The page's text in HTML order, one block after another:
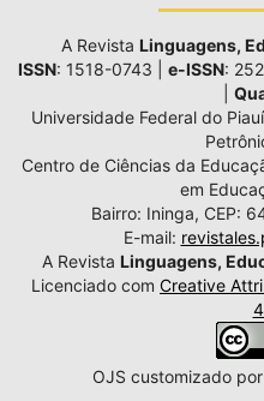
A Revista Linguagens,
ISSN: 1518-0743 | e-ISSN:
Universidade Federal do
Centro de Ciências da
em
Bairro: Ininga, CEP:
E-mail:
A Revista Linguagens,
Licenciado com Creative
OJS customizado